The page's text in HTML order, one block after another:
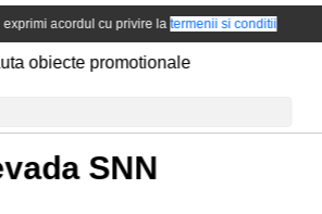
SNN
exprimi acordul cu privire latermenii si conditii
obiecte promotionale